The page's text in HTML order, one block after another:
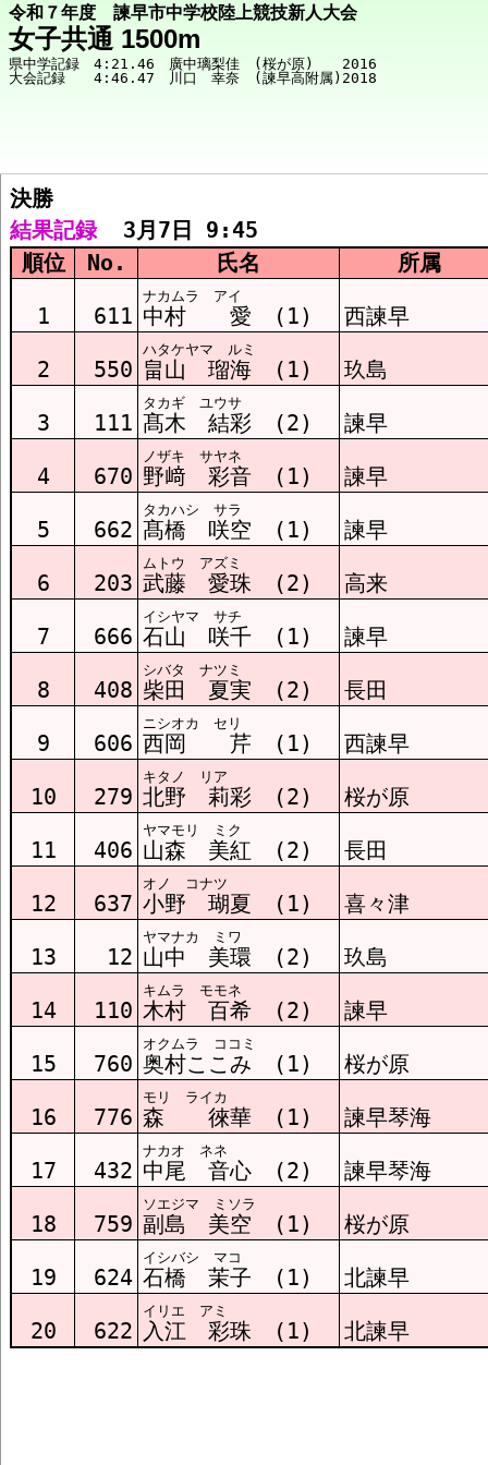
令和７年度 諫早市中学校陸上競技新人大会
女子共通 1500m
県中学記録　4:21.46　廣中璃梨佳　(桜が原)　　2016
競技メニューへ
決勝 結果
決勝
結果記録
  3月7日 9:45
順位
No. 氏名 所属
1 611
ナカムラ アイ
中村 愛 (1) 西諫早
2 550
ハタケヤマ ルミ
畠山 瑠海 (1) 玖島
3 111
タカギ ユウサ
髙木 結彩 (2) 諫早
4 670
ノザキ サヤネ
野﨑 彩音 (1) 諫早
5 662
タカハシ サラ
髙橋 咲空 (1) 諫早
6 203
ムトウ アズミ
武藤 愛珠 (2) 高来
7 666
イシヤマ サチ
石山 咲千 (1) 諫早
8 408
シバタ ナツミ
柴田 夏実 (2) 長田
9 606
ニシオカ セリ
西岡 芹 (1) 西諫早
10 279
キタノ リア
北野 莉彩 (2) 桜が原
11 406
ヤマモリ ミク
山森 美紅 (2) 長田
12 637
オノ コナツ
小野 瑚夏 (1) 喜々津
13 12
ヤマナカ ミワ
山中 美環 (2) 玖島
14 110
キムラ モモネ
木村 百希 (2) 諫早
15 760
オクムラ ココミ
奥村ここみ (1) 桜が原
16 776
モリ ライカ
森 徠華 (1) 諫早琴海
17 432
ナカオ ネネ
中尾 音心 (2) 諫早琴海
18 759
ソエジマ ミソラ
副島 美空 (1) 桜が原
19 624
イシバシ マコ
石橋 茉子 (1) 北諫早
20 622
イリエ アミ
入江 彩珠 (1) 北諫早